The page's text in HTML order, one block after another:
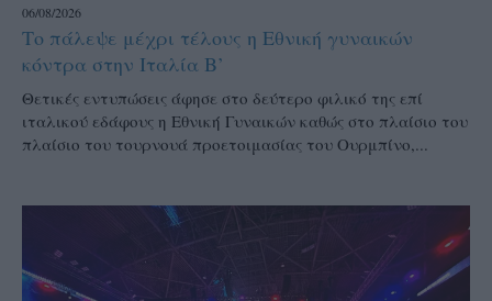
06/08/2026
Το πάλεψε μέχρι τέλους η Εθνική γυναικών
κόντρα στην Ιταλία Β’
Θετικές εντυπώσεις άφησε στο δεύτερο φιλικό της επί
ιταλικού εδάφους η Εθνική Γυναικών καθώς στο πλαίσιο του
πλαίσιο του τουρνουά προετοιμασίας του Ουρμπίνο,...